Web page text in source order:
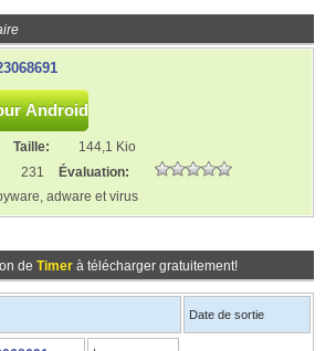
Taille:
144,1 Kio
231
Évaluation:
adware et virus
de Timer à télécharger gratuitement!
Date de sortie